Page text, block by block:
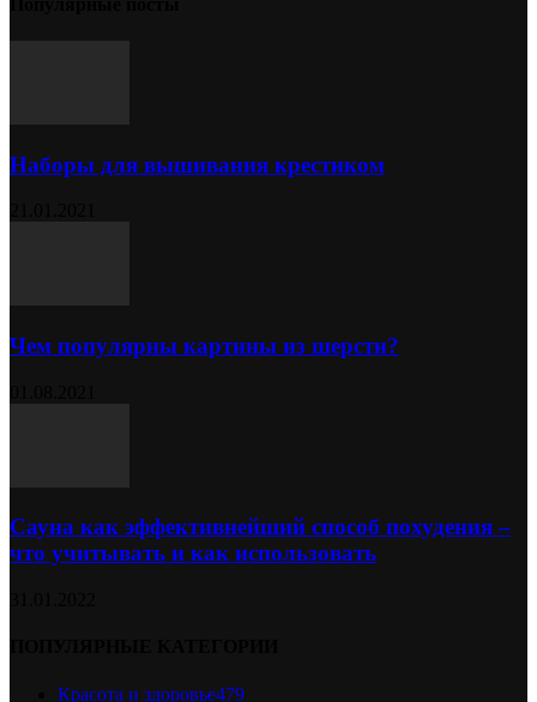
Наборы для вышивания крестиком
Чем популярны картины из шерсти?
Сауна как эффективнейший способ похудения –
что учитывать и как использовать
Красота и здоровье479